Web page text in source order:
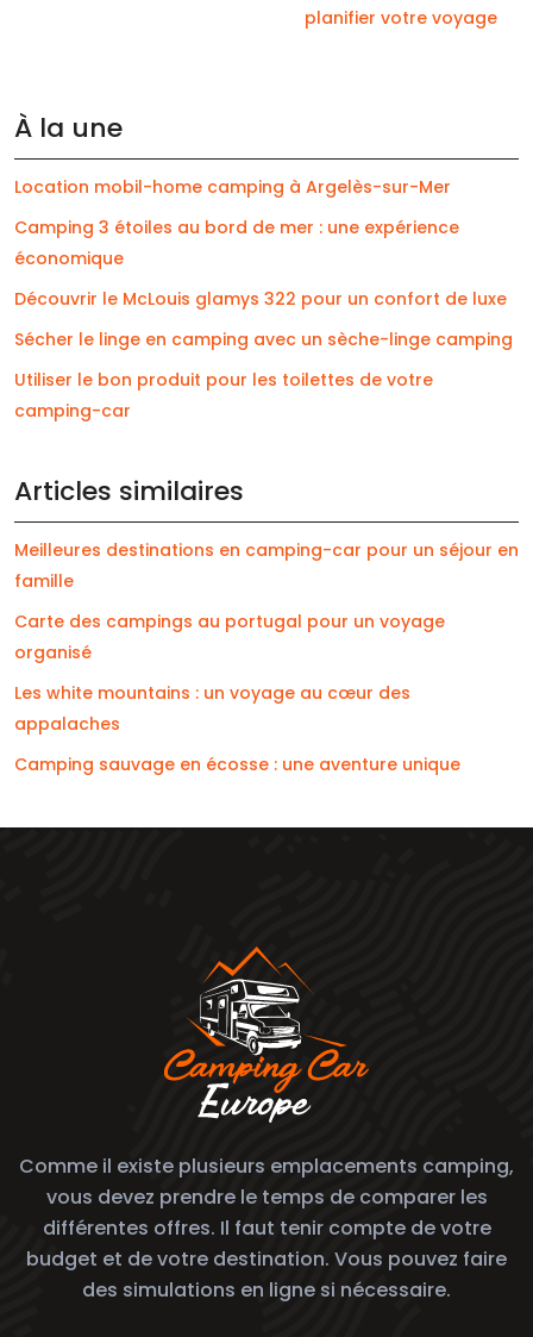
planifier votre voyage
À la une
Location mobil-home camping à Argelès-sur-Mer
Camping 3 étoiles au bord de mer : une expérience
économique
Découvrir le McLouis glamys 322 pour un confort de luxe
Sécher le linge en camping avec un sèche-linge camping
Utiliser le bon produit pour les toilettes de votre
camping-car
Articles similaires
Meilleures destinations en camping-car pour un séjour en
famille
Carte des campings au portugal pour un voyage
organisé
Les white mountains : un voyage au cœur des
appalaches
Camping sauvage en écosse : une aventure unique
Comme il existe plusieurs emplacements camping,
vous devez prendre le temps de comparer les
différentes offres. Il faut tenir compte de votre
budget et de votre destination. Vous pouvez faire
des simulations en ligne si nécessaire.